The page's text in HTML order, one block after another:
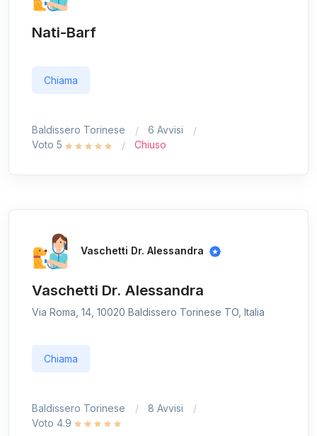
Nati-Barf
Chiama
Baldissero Torinese
6 Avvisi
Voto 5
Chiuso
Vaschetti Dr. Alessandra
Vaschetti Dr. Alessandra
Via Roma, 14, 10020 Baldissero Torinese TO, Italia
Chiama
Baldissero Torinese
8 Avvisi
Voto 4.9